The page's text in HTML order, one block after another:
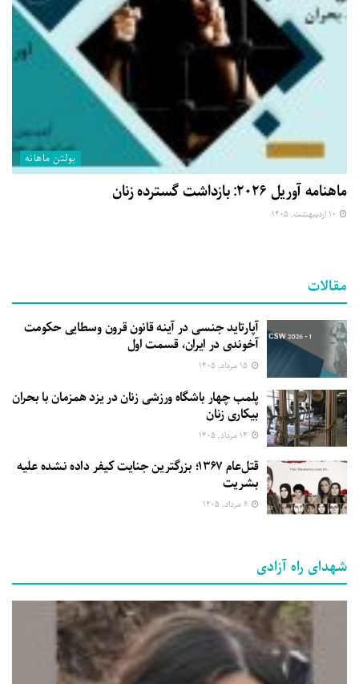
بولتن ماهانه
ماهنامه آوریل ۲۰۲۶: بازداشت گسترده زنان
مقالات
آپارتاید جنسی در آینه قانون قرون وسطایی حکومت
آخوندی در ایران، قسمت اول
پلمب چهار باشگاه ورزشی زنان در یزد همزمان با بحران
بیکاری زنان
قتل‌عام ۱۳۶۷؛ بزرگترین جنایت کیفر داده نشده علیه
بشریت
شهدای راه آزادی